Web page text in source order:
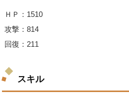
ＨＰ：1510
攻撃：814
回復：211
スキル